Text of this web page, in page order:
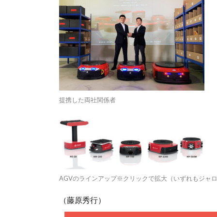
提携した両社関係者
AGVのラインアップ※クリックで拡大（いずれもジャロ
（藤原秀行）